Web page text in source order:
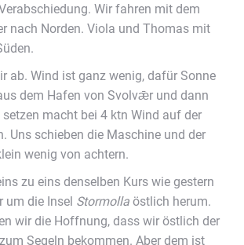
Wir fahren mit dem
nach Norden. Viola und Thomas mit
ab. Wind ist ganz wenig, dafür Sonne
dem Hafen von Svolvǣr und dann
setzen macht bei 4 ktn Wind auf der
Uns schieben die Maschine und der
wenig von achtern.
zu eins denselben Kurs wie gestern
um die Insel Stormolla östlich herum.
wir die Hoffnung, dass wir östlich der
Segeln bekommen. Aber dem ist